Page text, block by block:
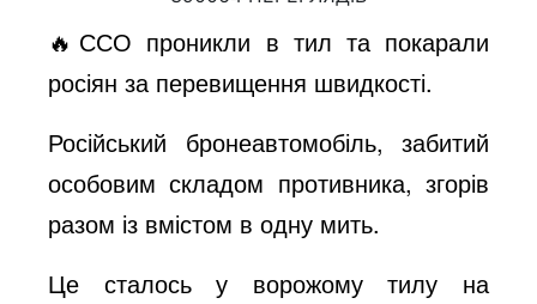
V
i
d
🔥ССО проникли в тил та покарали
росіян за перевищення швидкості.
Російський бронеавтомобіль, забитий
особовим складом противника, згорів
разом із вмістом в одну мить.
Це сталось у ворожому тилу на